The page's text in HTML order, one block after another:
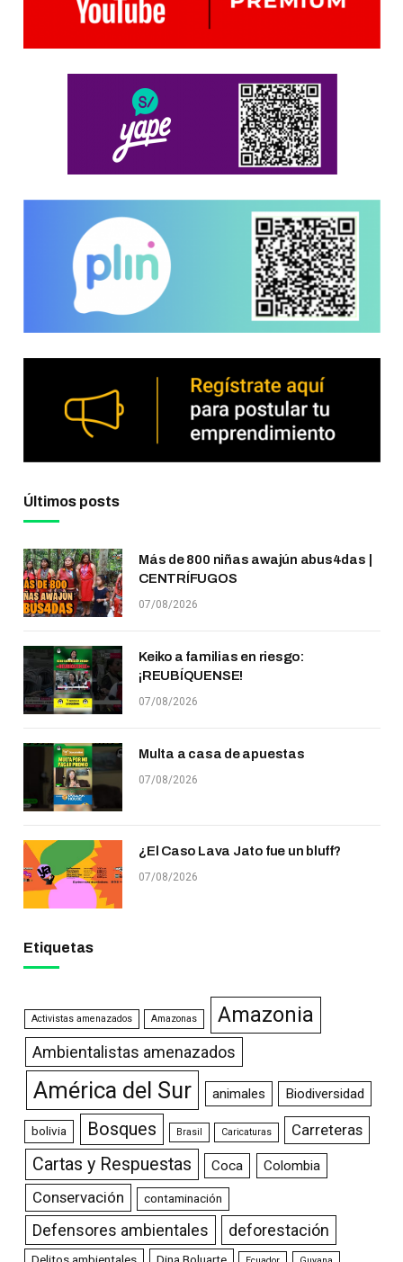
Últimos posts
Más de 800 niñas awajún abus4das |
CENTRÍFUGOS
07/08/2026
Keiko a familias en riesgo:
¡REUBÍQUENSE!
07/08/2026
Multa a casa de apuestas
07/08/2026
¿El Caso Lava Jato fue un bluff?
07/08/2026
Etiquetas
Activistas amenazados Amazonas Amazonia
Ambientalistas amenazados
América del Sur animales Biodiversidad
bolivia Bosques Brasil Caricaturas Carreteras
Cartas y Respuestas Coca Colombia
Conservación contaminación
Defensores ambientales deforestación